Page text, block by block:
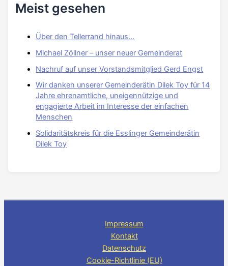
Meist gesehen
Über den Tellerrand hinaus…
Michael Zöllner – unser neuer Gemeinderat
Nachruf auf unser Vorstandsmitglied Gerd Engst
Wir danken unserer Gemeinderätin Dilek Toy für 14
Jahre ehrenamtliche, uneigennützige und
engagierte Arbeit im Interesse der einfachen
Menschen
Solidaritätskreis für die Esslinger Gemeinderätin
Dilek Toy
Impressum
Kontakt
Datenschutz
Cookie-Richtlinie (EU)